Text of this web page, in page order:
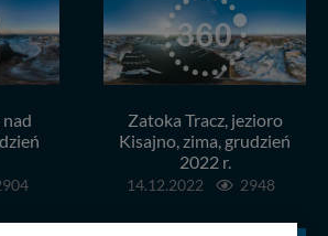
nad
Zatoka Tracz, jezioro
Kisajno, zima, grudzień
2022 r.
14.12.2022 2948